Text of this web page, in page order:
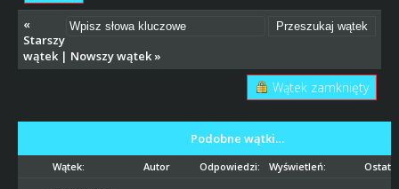
«
Starszy
wątek| Nowszy wątek»
Wątek zamknięty
Podobne wątki…
Wątek: Autor Odpowiedzi: Wyświetleń: